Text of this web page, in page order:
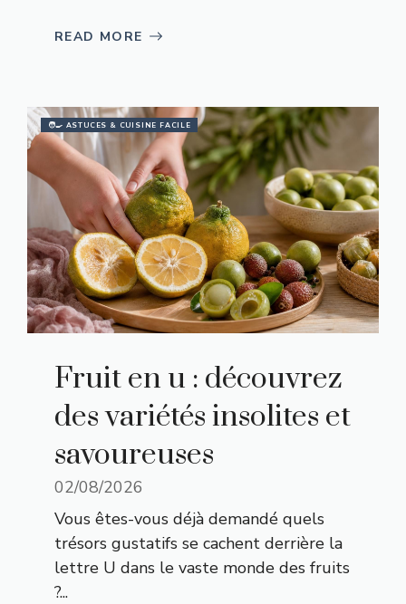
READ MORE
🧑‍🍳 ASTUCES & CUISINE FACILE
Fruit en u : découvrez
des variétés insolites et
savoureuses
02/08/2026
Vous êtes-vous déjà demandé quels
trésors gustatifs se cachent derrière la
lettre U dans le vaste monde des fruits
?...